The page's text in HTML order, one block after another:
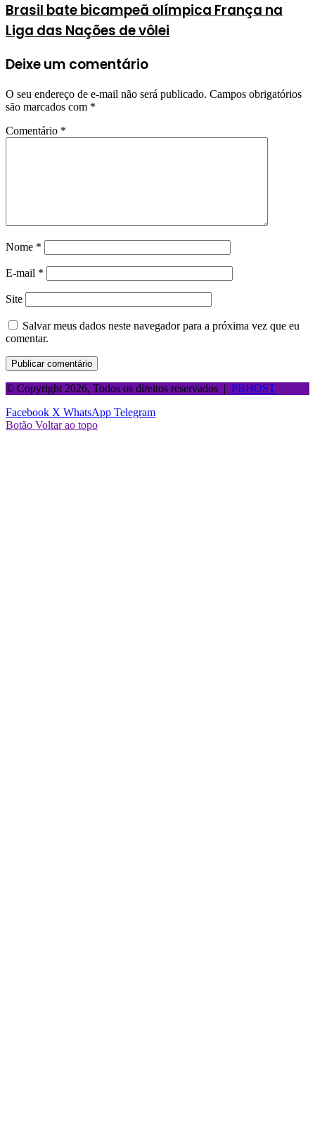
Brasil bate bicampeã olímpica França na
Liga das Nações de vôlei
Deixe um comentário
O seu endereço de e-mail não será publicado. Campos obrigatórios
são marcados com *
Comentário *
Nome *
E-mail *
Site
Salvar meus dados neste navegador para a próxima vez que eu
comentar.
© Copyright 2026, Todos os direitos reservados | PBHOST
Facebook X WhatsApp Telegram
Botão Voltar ao topo